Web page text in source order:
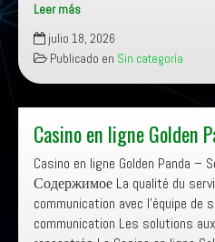
1xBet
online
casino
oyun
seçenekleri
julio 18, 2026
Sin categoría
Casino en ligne Golden
Casino en ligne Golden Panda –
Содержимое La qualité du
communication avec l’équipe de
communication Les solutions